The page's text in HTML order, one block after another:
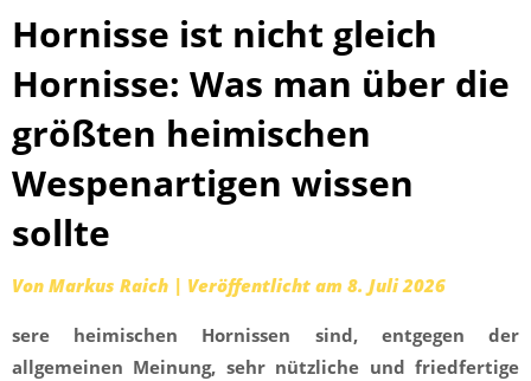
Zum
springen
Hornisse ist nicht gleich
Hornisse: Was man über die
größten heimischen
Wespenartigen wissen
sollte
Von Markus Raich | Veröffentlicht am 8. Juli 2026
sere heimischen Hornissen sind, entgegen der
allgemeinen Meinung, sehr nützliche und friedfertige